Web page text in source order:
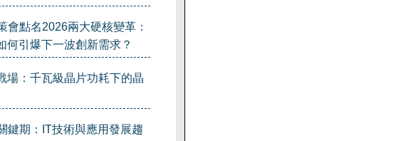
會點名2026兩大硬核變革：
何引爆下一波創新需求？
場：千瓦級晶片功耗下的晶
鍵期：IT技術與應用發展趨